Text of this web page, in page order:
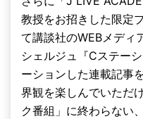
教授をお招きした限定
て講談社のWEBメディ
シェルジュ『Cステー
ーションした連載記事
界観を楽しんでいただ
ク番組」に終わらない